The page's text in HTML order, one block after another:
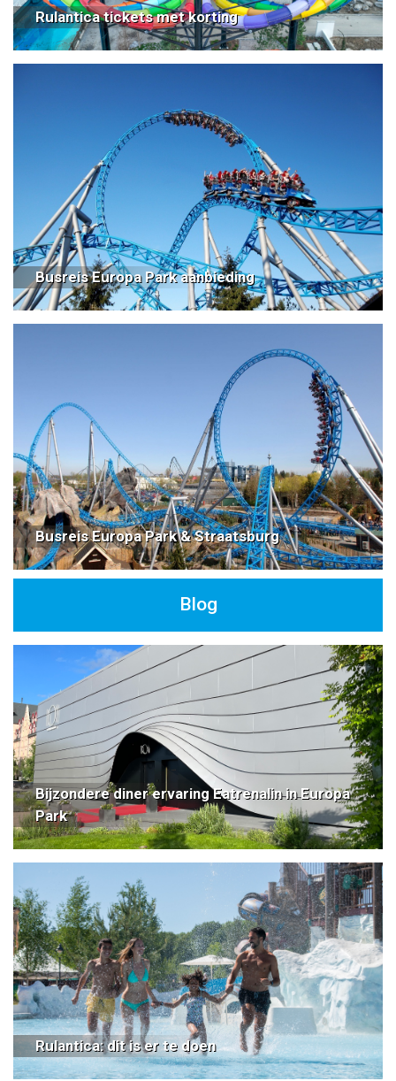
Rulantica tickets met korting
Busreis Europa Park aanbieding
Busreis Europa Park & Straatsburg
Blog
Bijzondere diner ervaring Eatrenalin in Europa
Park
Rulantica: dit is er te doen